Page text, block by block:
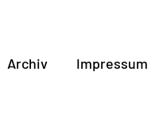
Archiv Impressum